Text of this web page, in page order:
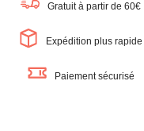
Suspension,
4000K,
Suspension,
4000K,
Gratuit à partir de 60€
Expédition plus rapide
Paiement sécurisé